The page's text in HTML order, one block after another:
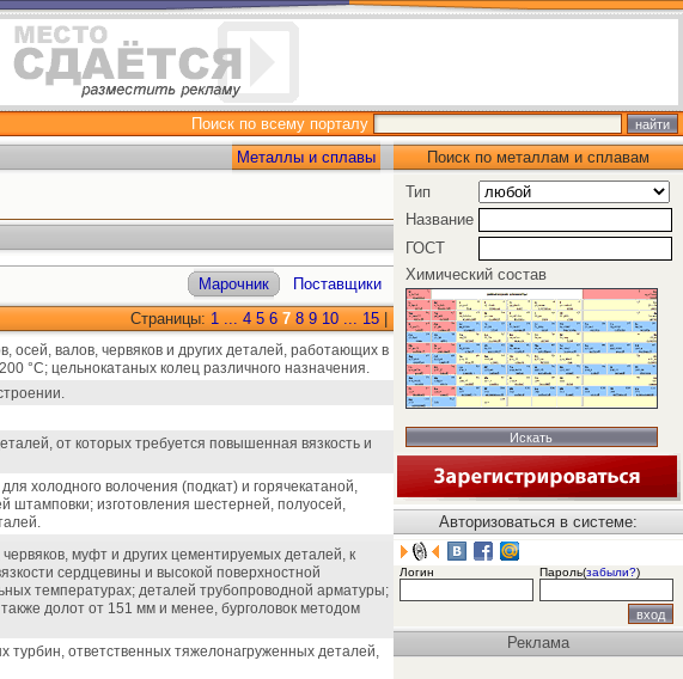
Поиск по всему порталу
Металлы и сплавы
Марочник
Поставщики
Страницы: 1 ... 4 5 6 7 8 9 10 ... 15
осей, валов, червяков и других деталей, работающих в
°С; цельнокатаных колец различного назначения.
от которых требуется повышенная вязкость и
холодного волочения (подкат) и горячекатаной,
штамповки; изготовления шестерней, полуосей,
муфт и других цементируемых деталей, к
сердцевины и высокой поверхностной
температурах; деталей трубопроводной арматуры;
долот от 151 мм и менее, бурголовок методом
турбин, ответственных тяжелонагруженных деталей,
Поиск по металлам и сплавам
Тип
Название
ГОСТ
Химический состав
Авторизоваться в системе:
Логин Пароль(забыли?)
Реклама